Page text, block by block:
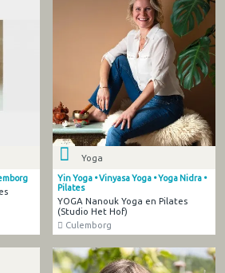
Yoga
Yin Yoga • Vinyasa Yoga • Yoga Nidra •
Pilates
YOGA Nanouk Yoga en Pilates
(Studio Het Hof)
Culemborg